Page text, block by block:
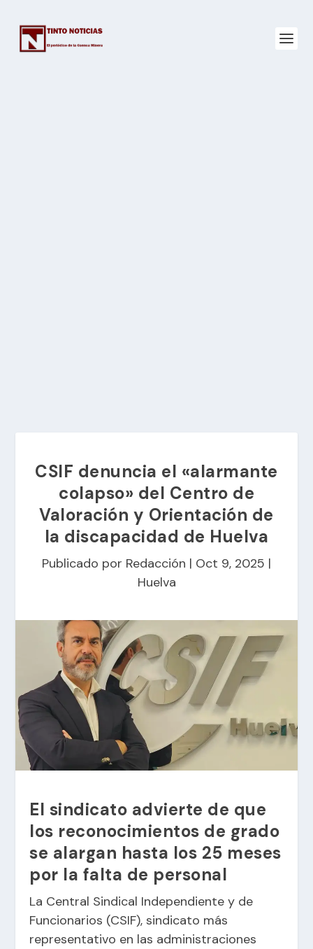
CSIF denuncia el «alarmante
colapso» del Centro de
Valoración y Orientación de
la discapacidad de Huelva
Publicado por Redacción | Oct 9, 2025 |
Huelva
El sindicato advierte de que
los reconocimientos de grado
se alargan hasta los 25 meses
por la falta de personal
La Central Sindical Independiente y de
Funcionarios (CSIF), sindicato más
representativo en las administraciones